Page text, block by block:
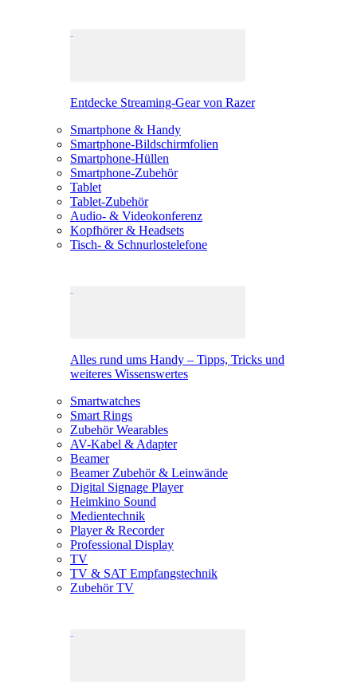
Entdecke Streaming-Gear von Razer
Smartphone & Handy
Smartphone-Bildschirmfolien
Smartphone-Hüllen
Smartphone-Zubehör
Tablet
Tablet-Zubehör
Audio- & Videokonferenz
Kopfhörer & Headsets
Tisch- & Schnurlostelefone
Alles rund ums Handy – Tipps, Tricks und
weiteres Wissenswertes
Smartwatches
Smart Rings
Zubehör Wearables
AV-Kabel & Adapter
Beamer
Beamer Zubehör & Leinwände
Digital Signage Player
Heimkino Sound
Medientechnik
Player & Recorder
Professional Display
TV
TV & SAT Empfangstechnik
Zubehör TV